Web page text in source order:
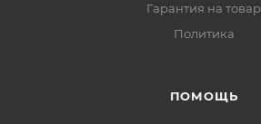
Гарантия на товар
Политика
ПОМОЩЬ